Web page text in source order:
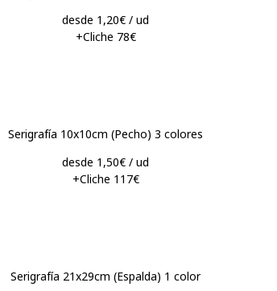
desde 1,20€ / ud
+Cliche 78€
Serigrafía 10x10cm (Pecho) 3 colores
desde 1,50€ / ud
+Cliche 117€
Serigrafía 21x29cm (Espalda) 1 color